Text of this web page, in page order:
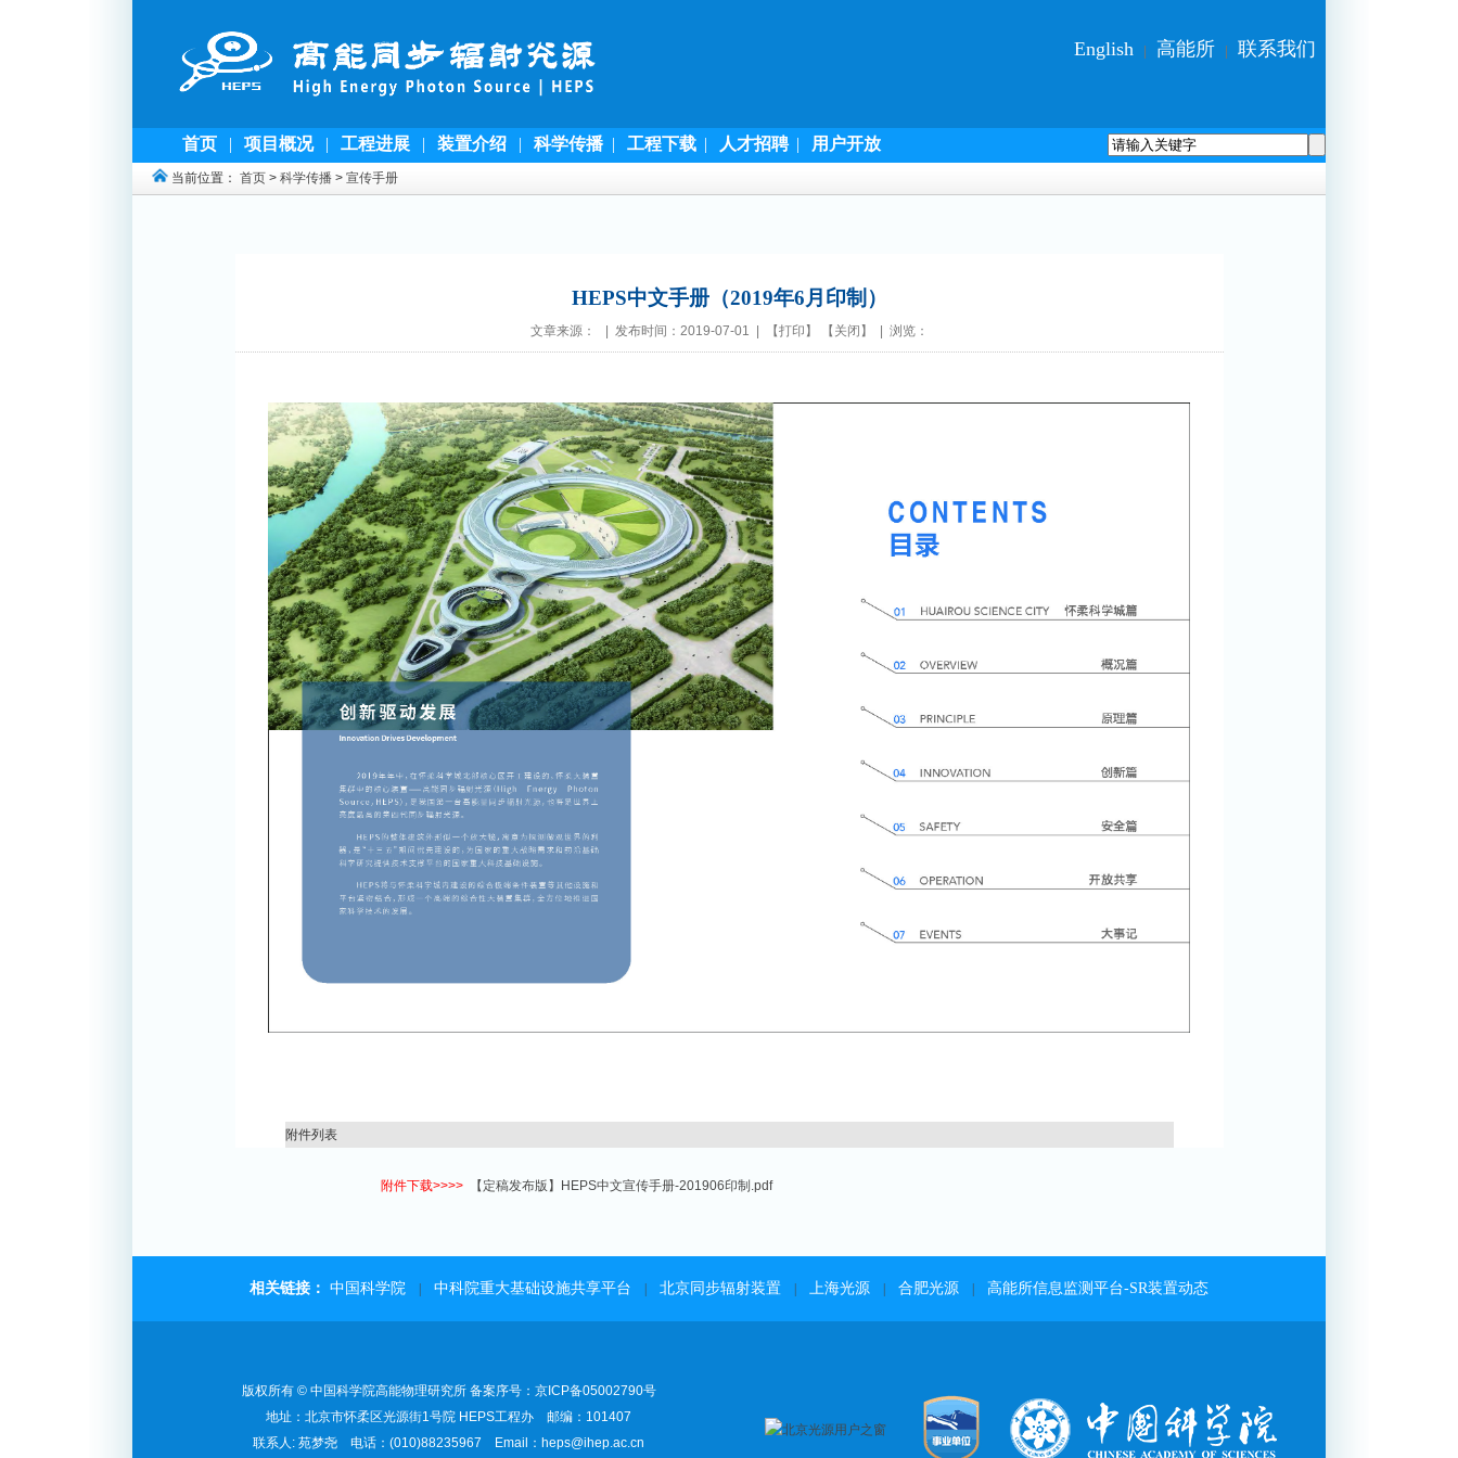
English 高能所 联系我们
首页 | 项目概况 | 工程进展 | 装置介绍 | 科学传播 | 工程下载 | 人才招聘 | 用户开放
当前位置： 首页 > 科学传播 > 宣传手册
HEPS中文手册（2019年6月印制）
文章来源： | 发布时间：2019-07-01 | 【打印 】 【 关闭 】 | 浏览：
附件列表
附件下载>>>> 【定稿发布版】HEPS中文宣传手册-201906印制.pdf
相关链接： 中国科学院 中科院重大基础设施共享平台 北京同步辐射装置 上海光源 合肥光源 高能所信息监测平台-SR装置动态
版权所有 © 中国科学院高能物理研究所 备案序号：京ICP备05002790号
地址：北京市怀柔区光源街1号院 HEPS工程办 邮编：101407
联系人: 苑梦尧 电话：(010)88235967 Email：heps@ihep.ac.cn